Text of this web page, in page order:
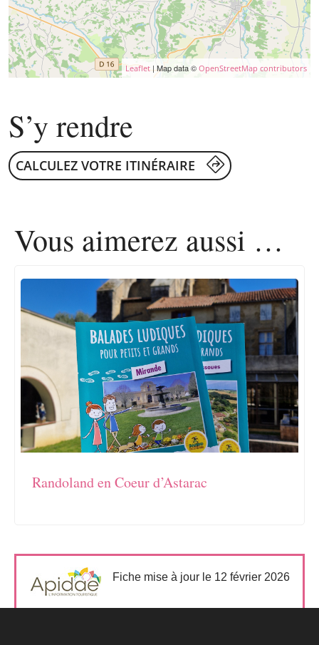
Leaflet | Map data © OpenStreetMap contributors
S’y rendre
CALCULEZ VOTRE ITINÉRAIRE
Vous aimerez aussi …
Randoland en Coeur d’Astarac
Fiche mise à jour le 12 février 2026